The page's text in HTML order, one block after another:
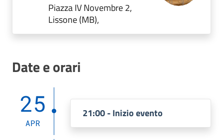
Piazza IV Novembre 2,
Lissone (MB),
Date e orari
25
APR
21:00 - Inizio evento